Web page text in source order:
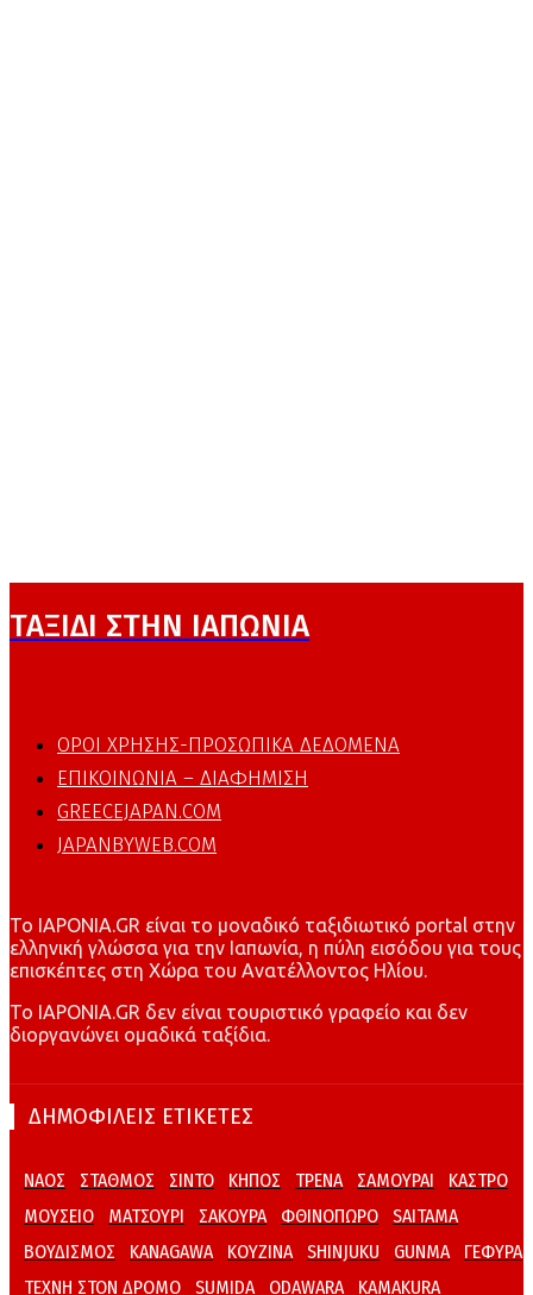
ΤΑΞΙΔΙ ΣΤΗΝ ΙΑΠΩΝΙΑ
ΟΡΟΙ ΧΡΗΣΗΣ-ΠΡΟΣΩΠΙΚΑ ΔΕΔΟΜΕΝΑ
ΕΠΙΚΟΙΝΩΝΙΑ – ΔΙΑΦΗΜΙΣΗ
GREECEJAPAN.COM
JAPANBYWEB.COM
To IAPONIA.GR είναι το μοναδικό ταξιδιωτικό portal στην
ελληνική γλώσσα για την Ιαπωνία, η πύλη εισόδου για τους
επισκέπτες στη Χώρα του Ανατέλλοντος Ηλίου.
To IAPONIA.GR δεν είναι τουριστικό γραφείο και δεν
διοργανώνει ομαδικά ταξίδια.
ΔΗΜΟΦΙΛΕΙΣ ΕΤΙΚΕΤΕΣ
ΝΑΟΣ ΣΤΑΘΜΟΣ ΣΙΝΤΟ ΚΗΠΟΣ ΤΡΕΝΑ ΣΑΜΟΥΡΑΙ
ΚΑΣΤΡΟ
ΜΟΥΣΕΙΟ
ΜΑΤΣΟΥΡΙ ΣΑΚΟΥΡΑ ΦΘΙΝΟΠΩΡΟ
SAITAMA
ΒΟΥΔΙΣΜΟΣ
KANAGAWA ΚΟΥΖΙΝΑ SHINJUKU GUNMA
ΓΕΦΥΡΑ
ΤΕΧΝΗ ΣΤΟΝ ΔΡΟΜΟ
SUMIDA ODAWARA KAMAKURA